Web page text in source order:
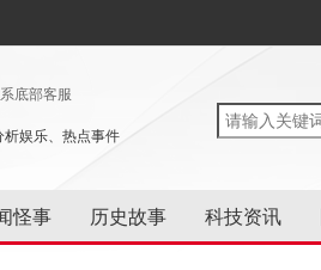
底部客服
娱乐、热点事件
怪事 历史故事 科技资讯